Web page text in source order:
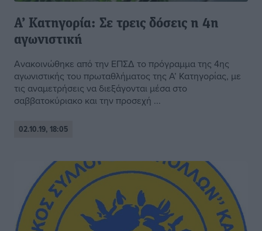
Α’ Κατηγορία: Σε τρεις δόσεις η 4η
αγωνιστική
Ανακοινώθηκε από την ΕΠΣΔ το πρόγραμμα της 4ης
αγωνιστικής του πρωταθλήματος της Α’ Κατηγορίας, με
τις αναμετρήσεις να διεξάγονται μέσα στο
σαββατοκύριακο και την προσεχή ...
02.10.19, 18:05